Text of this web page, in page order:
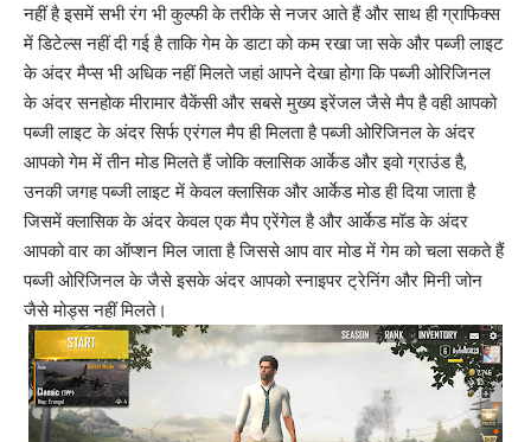
नहीं है इसमें सभी रंग भी कुल्फी के तरीके से नजर आते हैं और साथ ही ग्राफिक्स
में डिटेल्स नहीं दी गई है ताकि गेम के डाटा को कम रखा जा सके और पब्जी लाइट
के अंदर मैप्स भी अधिक नहीं मिलते जहां आपने देखा होगा कि पब्जी ओरिजिनल
के अंदर सनहोक मीरामार वैकेंसी और सबसे मुख्य इरेंजल जैसे मैप है वही आपको
पब्जी लाइट के अंदर सिर्फ एरंगल मैप ही मिलता है पब्जी ओरिजिनल के अंदर
आपको गेम में तीन मोड मिलते हैं जोकि क्लासिक आर्केड और इवो ग्राउंड है,
उनकी जगह पब्जी लाइट में केवल क्लासिक और आर्केड मोड ही दिया जाता है
जिसमें क्लासिक के अंदर केवल एक मैप एरेंगेल है और आर्केड मॉड के अंदर
आपको वार का ऑप्शन मिल जाता है जिससे आप वार मोड में गेम को चला सकते हैं
पब्जी ओरिजिनल के जैसे इसके अंदर आपको स्नाइपर ट्रेनिंग और मिनी जोन
जैसे मोड्स नहीं मिलते।